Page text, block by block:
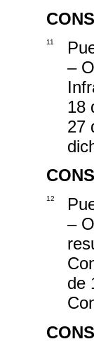
11
–
18
27
12
–
de